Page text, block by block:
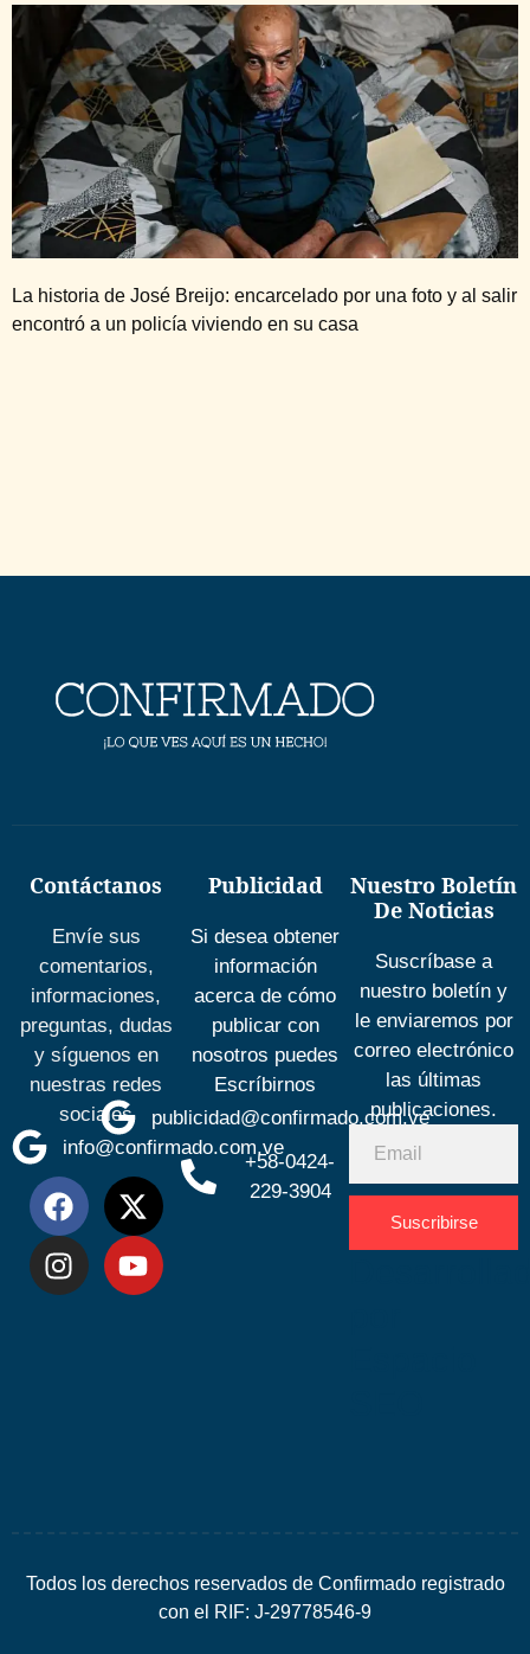
La historia de José Breijo: encarcelado por una foto y al salir
encontró a un policía viviendo en su casa
Contáctanos
Envíe sus
comentarios,
informaciones,
preguntas, dudas
y síguenos en
nuestras redes
sociales
info@confirmado.com.ve
Publicidad
Si desea obtener
información
acerca de cómo
publicar con
nosotros puedes
Escríbirnos
publicidad@confirmado.com.ve
+58-0424-
229-3904
Nuestro Boletín
De Noticias
Suscríbase a
nuestro boletín y
le enviaremos por
correo electrónico
las últimas
publicaciones.
Suscribirse
Todos los derechos reservados de Confirmado registrado
con el RIF: J-29778546-9